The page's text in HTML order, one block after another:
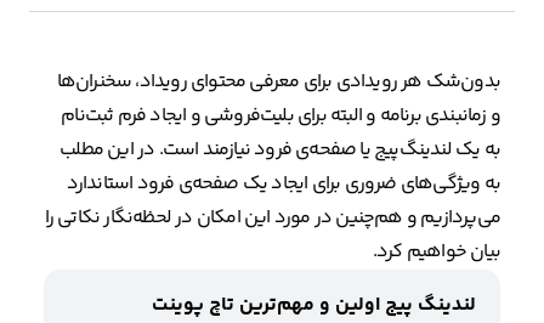
بدون‌شک هر رویدادی برای معرفی محتوای رویداد، سخنران‌ها
و زمانبندی برنامه و البته برای بلیت‌فروشی و ایجاد فرم ثبت‌نام
به یک لندینگ‌پیج یا صفحه‌ی فرود نیازمند است. در این مطلب
به ویژگی‌های ضروری برای ایجاد یک صفحه‌ی فرود استاندارد
می‌پردازیم و هم‌چنین در مورد این امکان در لحظه‌نگار نکاتی را
بیان خواهیم کرد.
لندینگ پیج اولین و مهم‌ترین تاچ پوینت